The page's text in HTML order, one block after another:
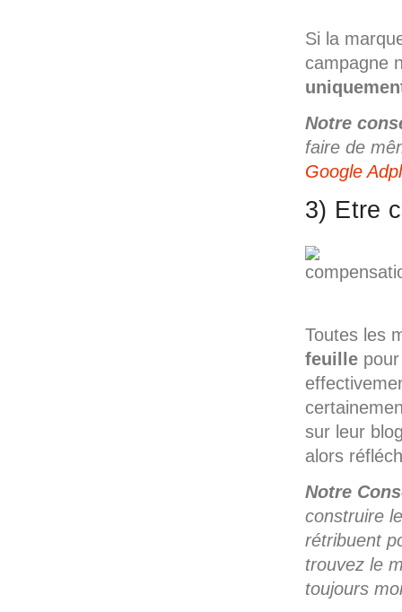
Si la
campagne
Notre
faire de
Google
3) Etre
Toutes les
feuille
sur leur
alors
Notre
construire
rétribuent
trouvez le
toujours